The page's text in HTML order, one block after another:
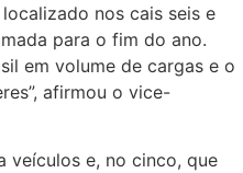
nos cais seis e
para o fim do ano.
em volume de cargas e o
afirmou o vice-
veículos e, no cinco, que